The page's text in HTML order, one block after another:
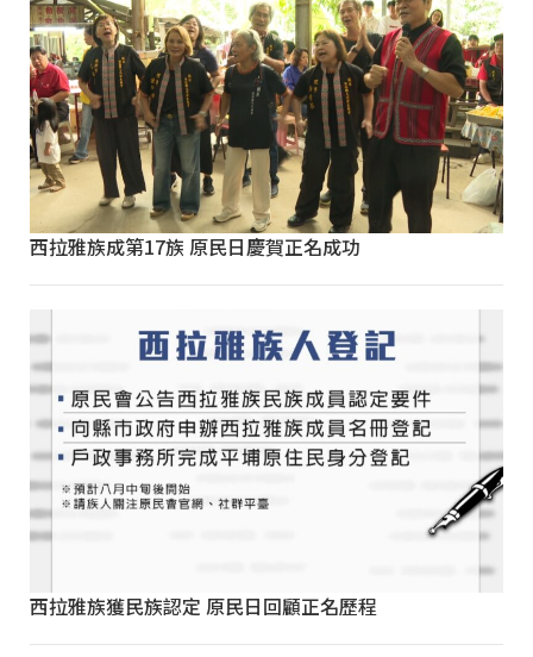
西拉雅族成第17族 原民日慶賀正名成功
西拉雅族獲民族認定 原民日回顧正名歷程